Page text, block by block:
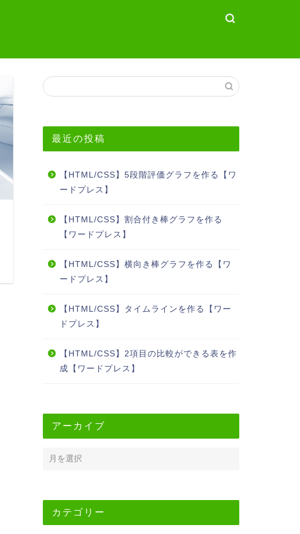
最近の投稿
【HTML/CSS】5段階評価グラフを作る【ワ
ードプレス】
【HTML/CSS】割合付き棒グラフを作る
【ワードプレス】
【HTML/CSS】横向き棒グラフを作る【ワ
ードプレス】
【HTML/CSS】タイムラインを作る【ワー
ドプレス】
【HTML/CSS】2項目の比較ができる表を作
成【ワードプレス】
アーカイブ
カテゴリー